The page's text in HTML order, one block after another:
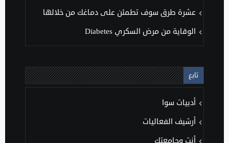
عشرة طرق سوف تطمئن على دماغك من خلالها
الوقاية من مرض السكري Diabetes
تابع
أدبيات سوا
أرشيف الفعاليات